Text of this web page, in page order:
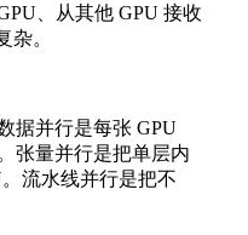
、从其他 GPU 接收
杂。
据并行是每张 GPU
张量并行是把单层内
流水线并行是把不